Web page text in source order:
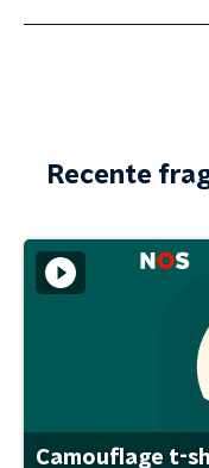
Recente
Camouflage t-